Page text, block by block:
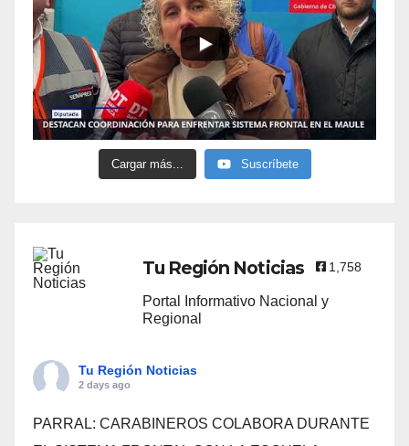
Cargar más... Suscríbete
Tu Región Noticias 1,758
Portal Informativo Nacional y
Regional
Tu Región Noticias
2 days ago
PARRAL: CARABINEROS COLABORA DURANTE